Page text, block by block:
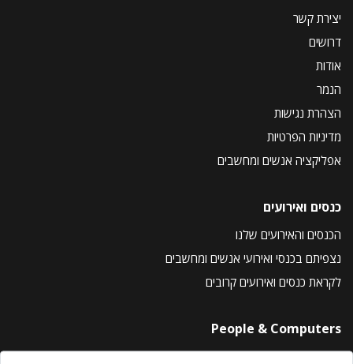
יצירת קשר
דרושים
אודות
הנמר
הצהרת נגישות
מדיניות הפרטיות
אפליקציה אנשים ומחשבים
כנסים ואירועים
הכנסים והאירועים שלנו
נצפיתם בכנסי ואירועי אנשים ומחשבים
לקראת כנסים ואירועים קרובים
People & Computers
About Us